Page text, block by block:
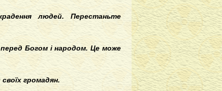
людей. Перестаньте
Богом і народом. Це може
громадян.